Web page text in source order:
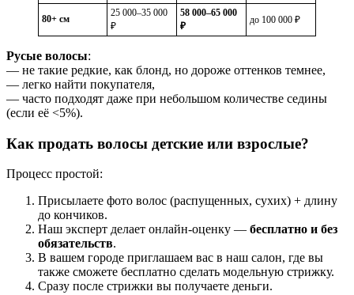
80+ см
25 000–35 000
₽
58 000–65 000
₽
до 100 000 ₽
Русые волосы:
— не такие редкие, как блонд, но дороже оттенков темнее,
— легко найти покупателя,
— часто подходят даже при небольшом количестве седины
(если её <5%).
Как продать волосы детские или взрослые?
Процесс простой:
Присылаете фото волос (распущенных, сухих) + длину
до кончиков.
Наш эксперт делает онлайн-оценку — бесплатно и без
обязательств.
В вашем городе приглашаем вас в наш салон, где вы
также сможете бесплатно сделать модельную стрижку.
Сразу после стрижки вы получаете деньги.